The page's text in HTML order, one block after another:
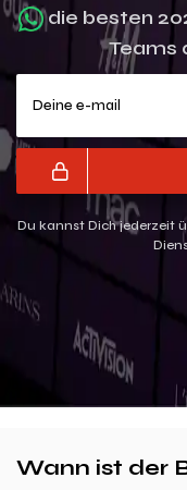
die besten
Teams
Du kannst Dich jederzeit
Wann ist der